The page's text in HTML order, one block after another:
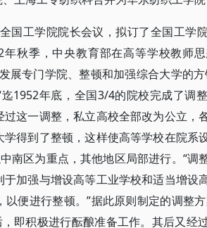
国工学院院长会议，拟订了全国工学
秋季，中央教育部在高等学校教师
展专门学院、整顿和加强综合大学的
1952年底，全国3/4的院校完成了调
这一调整，私立高校全部改为公立，
得到了整顿，这样使高等学校在院系
南区为重点，其他地区局部进行。“调
加强与增设高等工业学校和适当增设
便进行整顿。”据此原则制定的调整
即积极进行酝酿准备工作。其后又经